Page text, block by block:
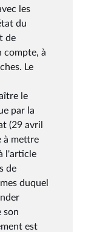
les
du
de
compte, à
Le
le
par la
(29 avril
à mettre
l'article
de
duquel
son
est